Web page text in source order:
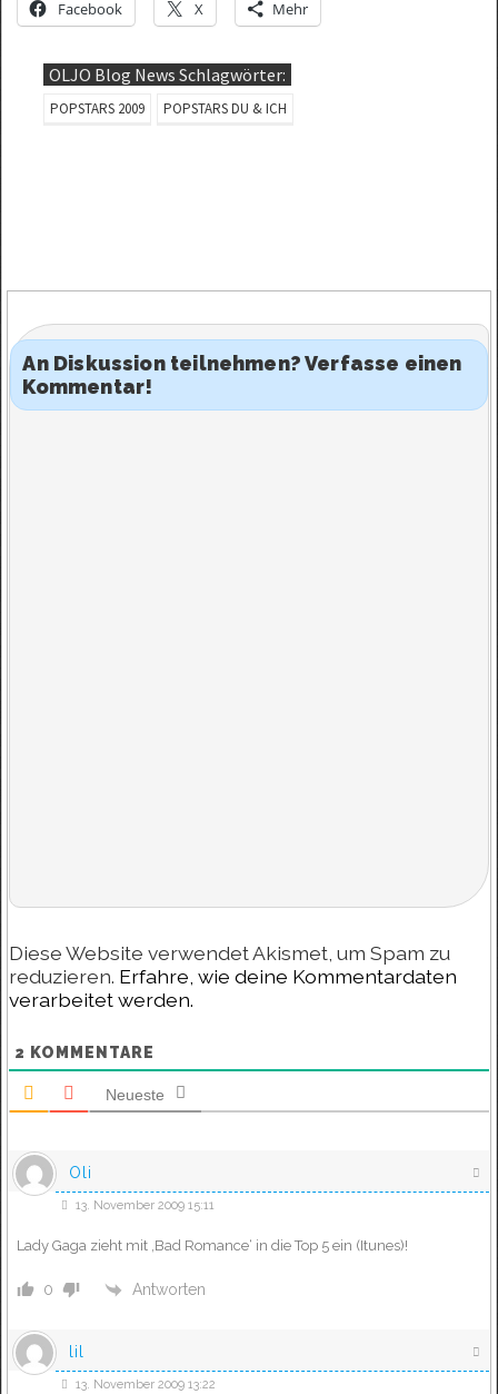
Facebook X Mehr
OLJO Blog News Schlagwörter:
POPSTARS 2009 POPSTARS DU & ICH
An Diskussion teilnehmen? Verfasse einen
Kommentar!
Diese Website verwendet Akismet, um Spam zu
reduzieren. Erfahre, wie deine Kommentardaten
verarbeitet werden.
2 KOMMENTARE
Neueste
Oli
13. November 2009 15:11
Lady Gaga zieht mit ‚Bad Romance‘ in die Top 5 ein (Itunes)!
0 Antworten
lil
13. November 2009 13:22